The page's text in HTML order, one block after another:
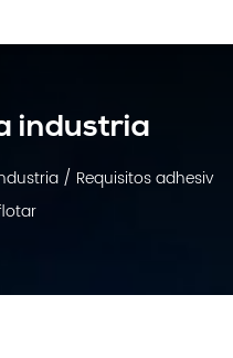
industria
/ Requisitos adhesiv